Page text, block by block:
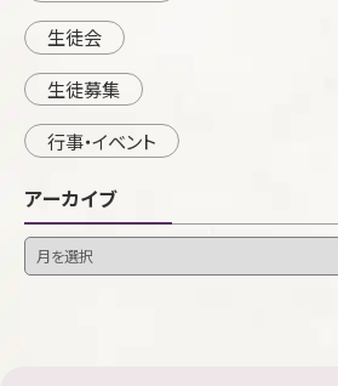
生徒会
生徒募集
行事・イベント
アーカイブ